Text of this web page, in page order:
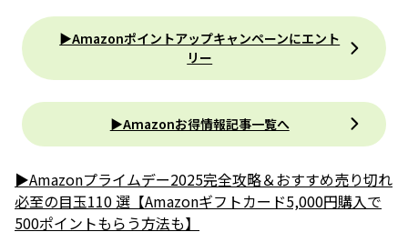
▶Amazonポイントアップキャンペーンにエント
リー
▶Amazonお得情報記事一覧へ
▶︎Amazonプライムデー2025完全攻略＆おすすめ売り切れ
必至の目玉110 選【Amazonギフトカード5,000円購入で
500ポイントもらう方法も】